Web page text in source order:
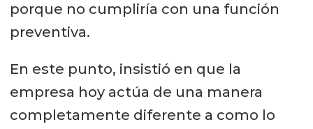
porque no cumpliría con una función
preventiva.
En este punto, insistió en que la
empresa hoy actúa de una manera
completamente diferente a como lo